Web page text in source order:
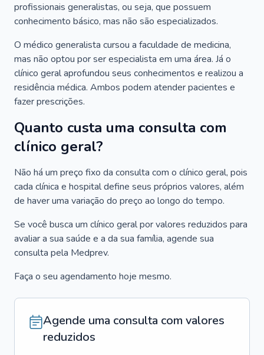
profissionais generalistas, ou seja, que possuem
conhecimento básico, mas não são especializados.
O médico generalista cursou a faculdade de medicina,
mas não optou por ser especialista em uma área. Já o
clínico geral aprofundou seus conhecimentos e realizou a
residência médica. Ambos podem atender pacientes e
fazer prescrições.
Quanto custa uma consulta com
clínico geral?
Não há um preço fixo da consulta com o clínico geral, pois
cada clínica e hospital define seus próprios valores, além
de haver uma variação do preço ao longo do tempo.
Se você busca um clínico geral por valores reduzidos para
avaliar a sua saúde e a da sua família, agende sua
consulta pela Medprev.
Faça o seu agendamento hoje mesmo.
Agende uma consulta com valores
reduzidos